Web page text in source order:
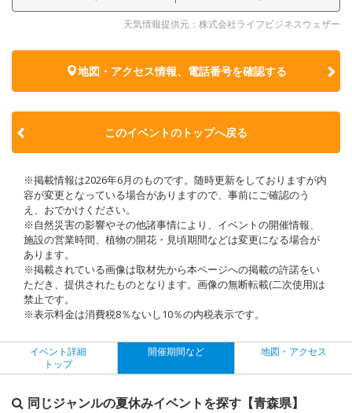
天気情報提供元：株式会社ライフビジネスウェザー
地図・アクセス情報、電話番号を確認する
このイベントのトップへ戻る
※掲載情報は2026年6月のものです。随時更新をしておりますが内
容が変更となっている場合がありますので、事前にご確認のう
え、おでかけください。
※自然災害の影響やその他諸事情により、イベントの開催情報、
施設の営業時間、植物の開花・見頃期間などは変更になる場合が
あります。
※掲載されている画像は取材先から本ページへの掲載の許諾をい
ただき、提供されたものとなります。画像の無断転載(二次使用)は
禁止です。
※表示料金は消費税8％ないし10％の内税表示です。
イベント詳細
トップ
開催期間など 地図・アクセス
同じジャンルの夏休みイベントを探す【青森県】